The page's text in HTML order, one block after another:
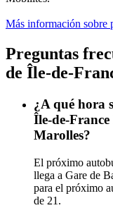
Más información sobre
Preguntas
de Île-de-
¿A qué hora
Île-de-
Marolles?
El próximo
llega a Gare de
para el próximo
de 21.